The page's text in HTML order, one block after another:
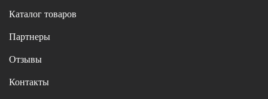
Каталог товаров
Партнеры
Отзывы
Контакты